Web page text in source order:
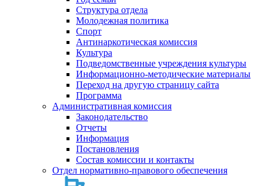
Структура отдела
Молодежная политика
Спорт
Антинаркотическая комиссия
Культура
Подведомственные учреждения культуры
Информационно-методические материалы
Переход на другую страницу сайта
Программа
Административная комиссия
Законодательство
Отчеты
Информация
Постановления
Состав комиссии и контакты
Отдел нормативно-правового обеспечения